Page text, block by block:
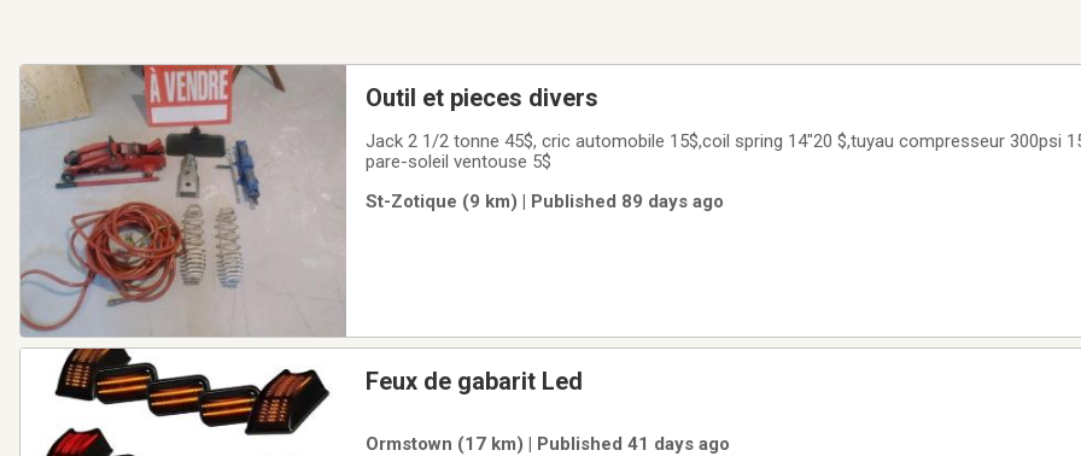
Outil et pieces divers
Jack 2 1/2 tonne 45$, cric automobile 15$,coil spring 14"20 $,tuyau compresseur 300psi
pare-soleil ventouse 5$
St-Zotique (9 km) | Published 89 days ago
Feux de gabarit Led
Ormstown (17 km) | Published 41 days ago